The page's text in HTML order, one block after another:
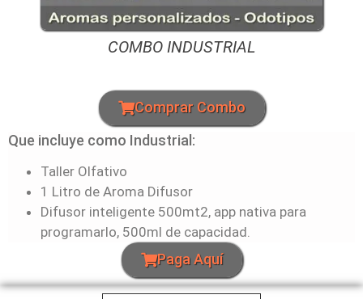
COMBO INDUSTRIAL
Comprar Combo
Que incluye como Industrial:
Taller Olfativo
1 Litro de Aroma Difusor
Difusor inteligente 500mt2, app nativa para
programarlo, 500ml de capacidad.
Paga Aquí